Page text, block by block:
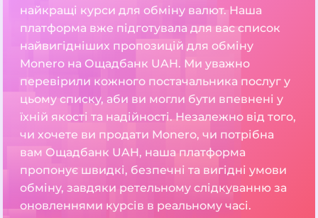
найкращі курси для обміну валют. Наша
платформа вже підготувала для вас список
найвигідніших пропозицій для обміну
Monero на Ощадбанк UAH. Ми уважно
перевірили кожного постачальника послуг у
цьому списку, аби ви могли бути впевнені у
їхній якості та надійності. Незалежно від того,
чи хочете ви продати Monero, чи потрібна
вам Ощадбанк UAH, наша платформа
пропонує швидкі, безпечні та вигідні умови
обміну, завдяки ретельному слідкуванню за
оновленнями курсів в реальному часі.